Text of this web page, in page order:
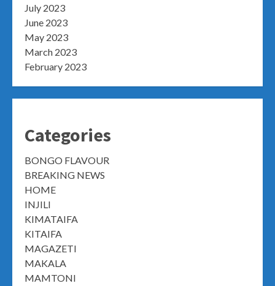
July 2023
June 2023
May 2023
March 2023
February 2023
Categories
BONGO FLAVOUR
BREAKING NEWS
HOME
INJILI
KIMATAIFA
KITAIFA
MAGAZETI
MAKALA
MAMTONI